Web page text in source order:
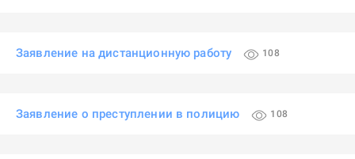
Заявление на дистанционную работу 108
Заявление о преступлении в полицию 108